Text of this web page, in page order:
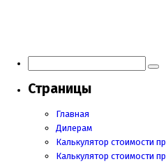
Страницы
Главная
Дилерам
Калькулятор стоимости
Калькулятор стоимости